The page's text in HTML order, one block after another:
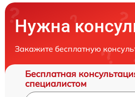
Нужна
Закажите бесплатную
Бесплатная
специалистом